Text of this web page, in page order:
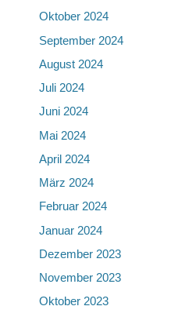
Oktober 2024
September 2024
August 2024
Juli 2024
Juni 2024
Mai 2024
April 2024
März 2024
Februar 2024
Januar 2024
Dezember 2023
November 2023
Oktober 2023